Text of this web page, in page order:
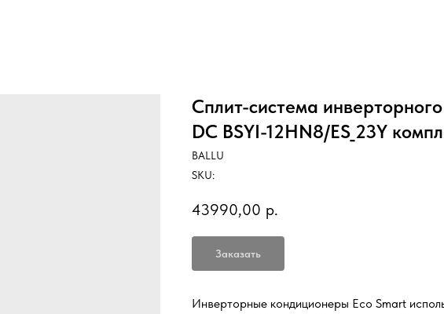
Сплит-система
DC BSYI-12HN8/ES_23Y
BALLU
SKU:
43990,00 р.
Заказать
Инверторные кондиционеры Eco Smart